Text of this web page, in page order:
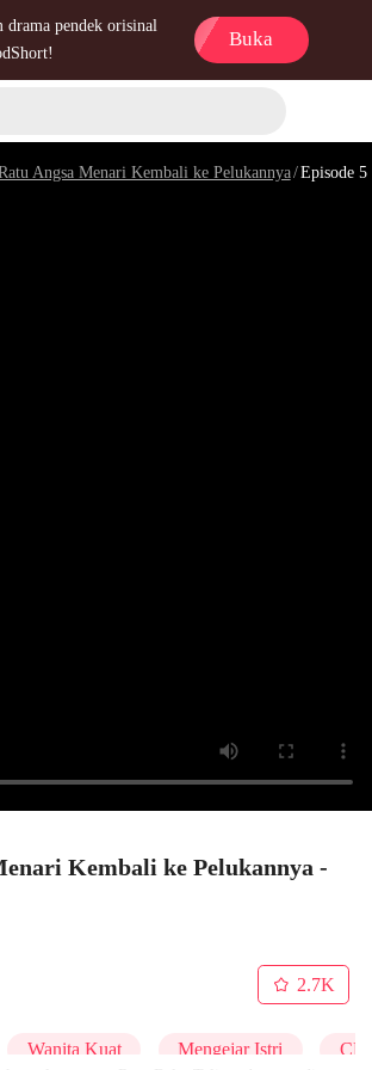
drama pendek orisinal
Buka
Angsa Menari Kembali ke Pelukannya/Episode 5
Kembali ke Pelukannya -
2.7K
Wanita Kuat Mengejar Istri